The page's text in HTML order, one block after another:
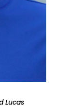
Lucas